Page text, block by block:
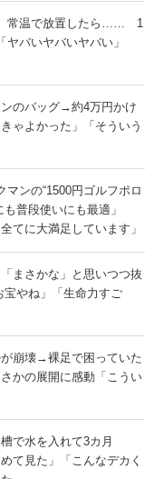
常温で放置したら…… 1
バいヤバいヤバい」
のバッグ→約4万円かけ
ゃよかった」「そういう
ンの“1500円ゴルフポロ
普段使いにも最適」
てに大満足しています」
まさかな」と思いつつ抜
やね」「生命力すご
崩壊→裸足で困っていた
の展開に感動「こうい
で水を入れて3カ月
見た」「こんなデカく